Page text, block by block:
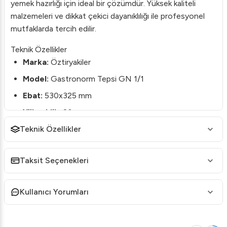
yemek hazırlığı için ideal bir çözümdür. Yüksek kaliteli
malzemeleri ve dikkat çekici dayanıklılığı ile profesyonel
mutfaklarda tercih edilir.
Teknik Özellikler
Marka: Öztiryakiler
Model: Gastronorm Tepsi GN 1/1
Ebat: 530x325 mm
Yükseklik:20 mm
Malzeme:Paslanmaz çelik
Standart:GN 1/1
Ürün Özellikleri
1.Dayanıklılık:Yüksek kaliteli paslanmaz çelik yapısı
sayesinde uzun ömürlü kullanım sağlar.
Teknik Özellikler
Taksit Seçenekleri
Kullanıcı Yorumları